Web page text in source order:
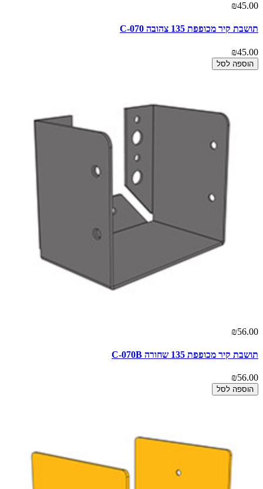
₪45.00
תושבת קיר מכופפת 135 צהובה C-070
₪45.00
הוספה לסל
₪56.00
תושבת קיר מכופפת 135 שחורה C-070B
₪56.00
הוספה לסל